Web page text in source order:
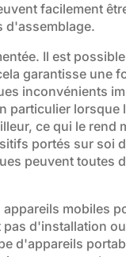
facilement
d'assemblage.
Il est
garantisse
inconvénients
particulier
ce qui le
portés sur soi
peuvent
mobiles
d'installation
d'appareils